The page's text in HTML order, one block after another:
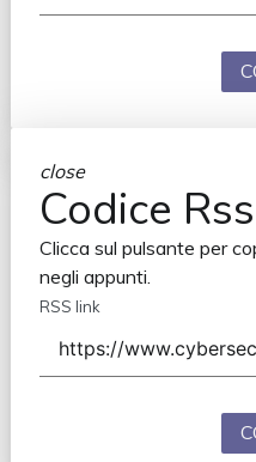
close
Codice Rss
Clicca sul pulsante per
negli appunti.
RSS link